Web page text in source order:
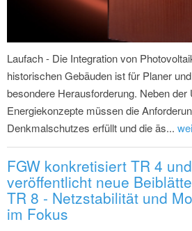
Laufach - Die Integration von
historischen Gebäuden ist für Planer
besondere Herausforderung. Neben
Energiekonzepte müssen die
Denkmalschutzes erfüllt und die äs...
FGW konkretisiert TR 4
veröffentlicht neue
TR 8 - Netzstabilität und
im Fokus